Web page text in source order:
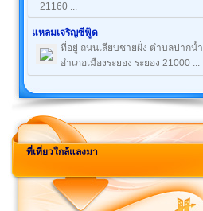
21160 ...
แหลมเจริญซีฟู้ด
ที่อยู่ ถนนเลียบชายฝั่ง ตำบลปากน้ำ
อำเภอเมืองระยอง ระยอง 21000 ...
ที่เที่ยวใกล้แลงมา